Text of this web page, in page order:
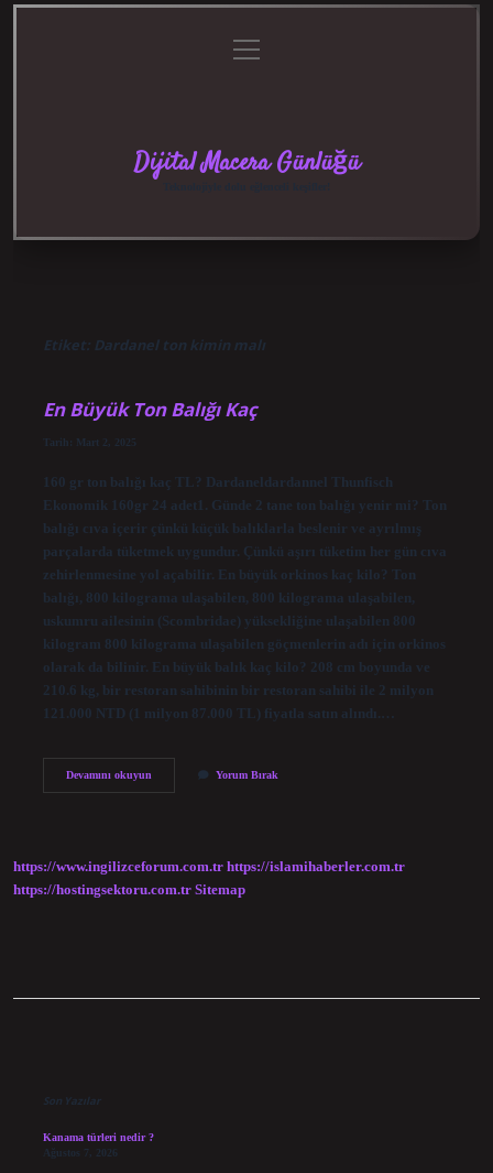
menüyü
aç
Dijital Macera Günlüğü
Etiket: Dardanel ton kimin malı
En Büyük Ton Balığı Kaç
Tarih: Mart 2, 2025
160 gr ton balığı kaç TL? Dardaneldardannel Thunfisch
Ekonomik 160gr 24 adet1. Günde 2 tane ton balığı yenir mi? Ton
balığı cıva içerir çünkü küçük balıklarla beslenir ve ayrılmış
parçalarda tüketmek uygundur. Çünkü aşırı tüketim her gün cıva
zehirlenmesine yol açabilir. En büyük orkinos kaç kilo? Ton
balığı, 800 kilograma ulaşabilen, 800 kilograma ulaşabilen,
uskumru ailesinin (Scombridae) yüksekliğine ulaşabilen 800
kilogram 800 kilograma ulaşabilen göçmenlerin adı için orkinos
olarak da bilinir. En büyük balık kaç kilo? 208 cm boyunda ve
210.6 kg, bir restoran sahibinin bir restoran sahibi ile 2 milyon
121.000 NTD (1 milyon 87.000 TL) fiyatla satın alındı.…
Devamını okuyunEn
Yorum Bırak
https://www.ingilizceforum.com.tr https://islamihaberler.com.tr
https://hostingsektoru.com.tr Sitemap
Son Yazılar
Kanama türleri nedir ?
Ağustos 7, 2026